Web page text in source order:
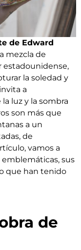
de Edward
mezcla de
estadounidense,
la soledad y
a
luz y la sombra
son más que
a un
de
vamos a
emblemáticas, sus
que han tenido
de